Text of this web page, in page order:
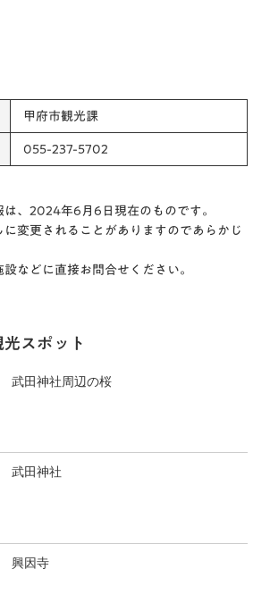
甲府市観光課
055-237-5702
は、2024年6月6日現在のものです。
に変更されることがありますのであらかじ
などに直接お問合せください。
スポット
武田神社周辺の桜
武田神社
興因寺